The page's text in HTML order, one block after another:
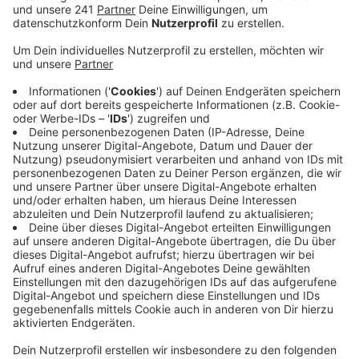
Veröffentlicht:Sonntag, 17.08.2025 14:23
Anzeige
Die Experten der Bonner Uniklinik, der Universität Bonn
und der Universität Leipzig wollten herausfinden, bei
welchen Menschen das Risiko für einen zweiten
Darmkrebs erhöht ist. Dabei geht es um das
sogenannte Lynch-Syndrom, einen Gendefekt, der das
Risiko für Dickdarm- und andere Krebsarten deutlich
erhöht. Schätzungsweise sind allein in Deutschland
etwa 300.000 Personen davon betroffen.
Ausgewertet wurden die Daten von gut 850 Patienten
mit Lynch-Syndrom nach einer ersten erfolgreichen
Behandlung. Bei etwa jedem Fünften entwickelte sich
erneut Darmkrebs. Da dabei Alter, Geschlecht, Ort der
Erkrankung und genetische Merkmale berücksichtigt